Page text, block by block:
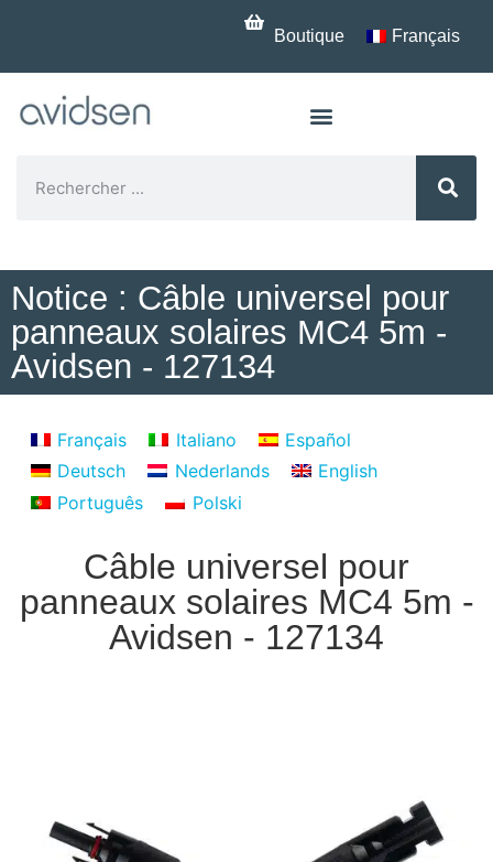
Boutique Français
Notice : Câble universel pour
panneaux solaires MC4 5m -
Avidsen - 127134
Français Italiano
Español
Deutsch
Nederlands
English
Português
Polski
Câble universel pour
panneaux solaires MC4 5m -
Avidsen - 127134